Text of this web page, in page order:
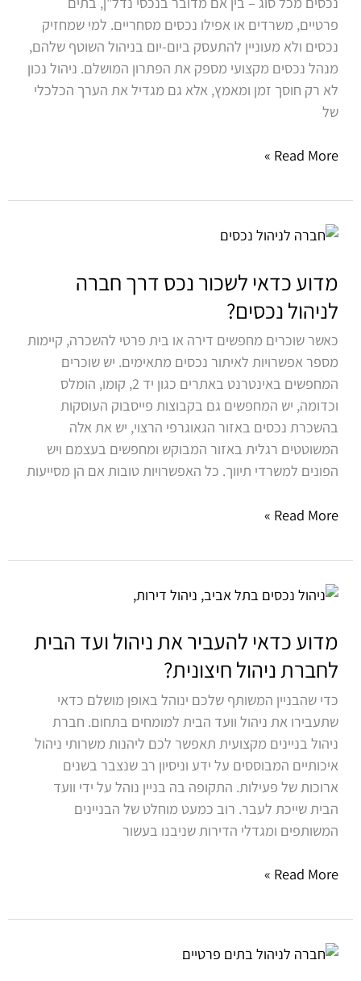
פרטיים, משרדים או אפילו נכסים מסחריים. למי שמחזיק
נכסים ולא מעוניין להתעסק ביום-יום בניהול השוטף שלהם,
מנהל נכסים מקצועי מספק את הפתרון המושלם. ניהול נכון
לא רק חוסך זמן ומאמץ, אלא גם מגדיל את הערך הכלכלי
של
ושמירה
על
ערך
הנכס
Read More »
מדוע כדאי לשכור נכס דרך חברה
לניהול נכסים?
כאשר שוכרים מחפשים דירה או בית פרטי להשכרה, קיימות
מספר אפשרויות לאיתור נכסים מתאימים. יש שוכרים
המחפשים באינטרנט באתרים כגון יד 2, קומו, הומלס
וכדומה, יש המחפשים גם בקבוצות פייסבוק העוסקות
בהשכרת נכסים באזור הגאוגרפי הרצוי, יש את אלה
המשוטטים רגלית באזור המבוקש ומחפשים בעצמם ויש
הפונים למשרדי תיווך. כל האפשרויות טובות אם הן מסייעות
מדוע
לשכור
נכס
דרך
חברה
לניהול
נכסים?
Read More »
מדוע כדאי להעביר את ניהול ועד הבית
לחברת ניהול חיצונית?
כדי שהבניין המשותף שלכם ינוהל באופן מושלם כדאי
שתעבירו את ניהול וועד הבית למומחים בתחום. חברת
ניהול בניינים מקצועית תאפשר לכם ליהנות משרותי ניהול
איכותיים המבוססים על ידע וניסיון רב שנצבר בשנים
ארוכות של פעילות. התקופה בה בניין נוהל על ידי וועד
הבית שייכת לעבר. רוב כמעט מוחלט של הבניינים
המשותפים ומגדלי הדירות שניבנו בעשור
מדוע
להעביר
את
ניהול
ועד
הבית
לחברת
ניהול
חיצונית?
Read More »
זה